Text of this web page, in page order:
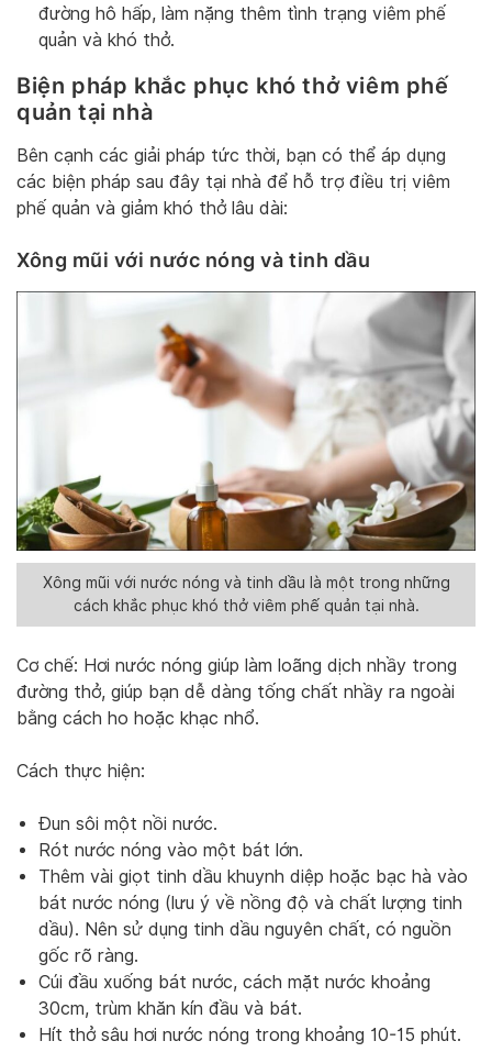
đường hô hấp, làm nặng thêm tình trạng viêm phế
quản và khó thở.
Biện pháp khắc phục khó thở viêm phế
quản tại nhà
Bên cạnh các giải pháp tức thời, bạn có thể áp dụng
các biện pháp sau đây tại nhà để hỗ trợ điều trị viêm
phế quản và giảm khó thở lâu dài:
Xông mũi với nước nóng và tinh dầu
Xông mũi với nước nóng và tinh dầu là một trong những
cách khắc phục khó thở viêm phế quản tại nhà.
Cơ chế: Hơi nước nóng giúp làm loãng dịch nhầy trong
đường thở, giúp bạn dễ dàng tống chất nhầy ra ngoài
bằng cách ho hoặc khạc nhổ.
Cách thực hiện:
Đun sôi một nồi nước.
Rót nước nóng vào một bát lớn.
Thêm vài giọt tinh dầu khuynh diệp hoặc bạc hà vào
bát nước nóng (lưu ý về nồng độ và chất lượng tinh
dầu). Nên sử dụng tinh dầu nguyên chất, có nguồn
gốc rõ ràng.
Cúi đầu xuống bát nước, cách mặt nước khoảng
30cm, trùm khăn kín đầu và bát.
Hít thở sâu hơi nước nóng trong khoảng 10-15 phút.